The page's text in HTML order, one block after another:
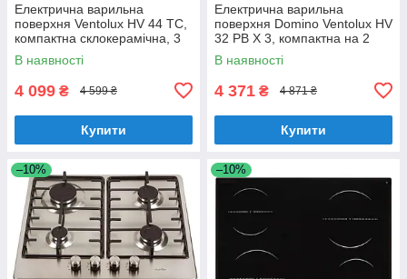
Електрична варильна
поверхня Ventolux HV 44 TC,
компактна склокерамічна, 3
конфорки, шириною 45 см
В наявності
4 099 ₴ 4 599 ₴
Купити
Електрична варильна
поверхня Domino Ventolux HV
32 PB X 3, компактна на 2
конфорки
В наявності
4 371 ₴ 4 871 ₴
Купити
–10% –10%